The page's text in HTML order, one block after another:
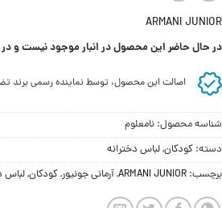
ARMANI JUNIOR
در حال حاضر این محصول در انبار موجود نیست و
اصالت این محصول، توسط نماینده رسمی برند
شناسه محصول: نامعلوم
دسته: کودکان,لباس دخترانه
برچسب: ARMANI JUNIOR
,آرمانی جونیور,کودکان,لباس